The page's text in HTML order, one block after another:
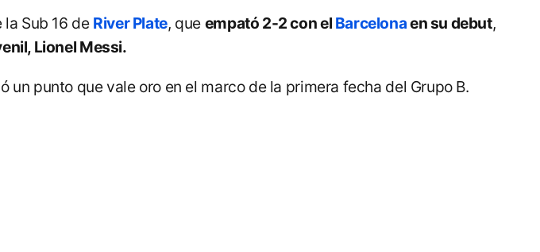
Sub 16 de River Plate, que empató 2-2 con el Barcelonaen su debut,
Lionel Messi.
un punto que vale oro en el marco de la primera fecha del Grupo B.